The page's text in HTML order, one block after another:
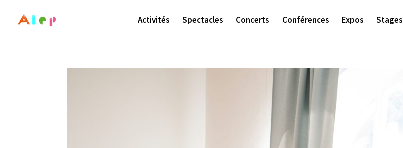
Activités Spectacles Concerts Conférences Expos Stages